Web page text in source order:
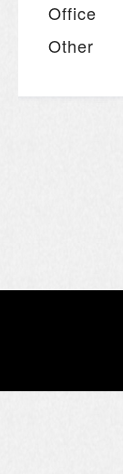
Office
Other